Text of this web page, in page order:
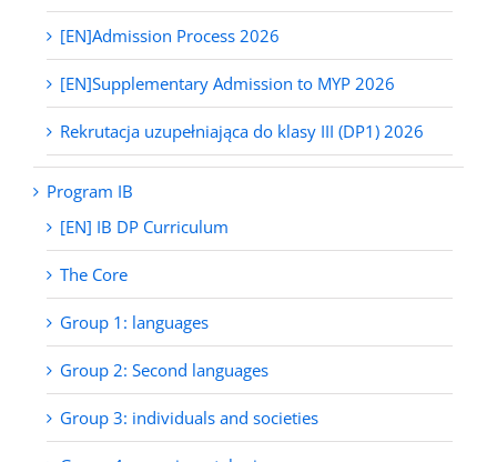
[EN]Admission Process 2026
[EN]Supplementary Admission to MYP 2026
Rekrutacja uzupełniająca do klasy III (DP1) 2026
Program IB
[EN] IB DP Curriculum
The Core
Group 1: languages
Group 2: Second languages
Group 3: individuals and societies